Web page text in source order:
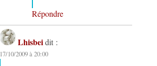
Répondre
Lhisbei dit :
17/10/2009 à 20:00